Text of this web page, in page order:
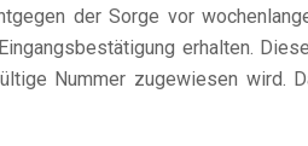
der Sorge vor
erhalten.
Nummer zugewiesen wird.